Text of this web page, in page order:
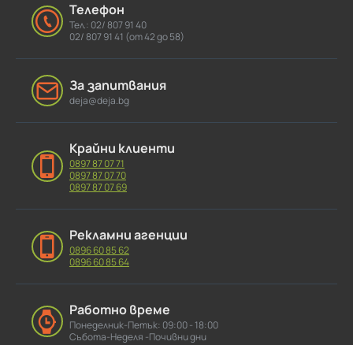
Телефон
Тел.: 02/ 807 91 40
02/ 807 91 41 (от 42 до 58)
За запитвания
deja@deja.bg
Крайни клиенти
0897 87 07 71
0897 87 07 70
0897 87 07 69
Рекламни агенции
0896 60 85 62
0896 60 85 64
Работно време
Понеделник-Петък: 09:00 - 18:00
Събота-Неделя -Почивни дни